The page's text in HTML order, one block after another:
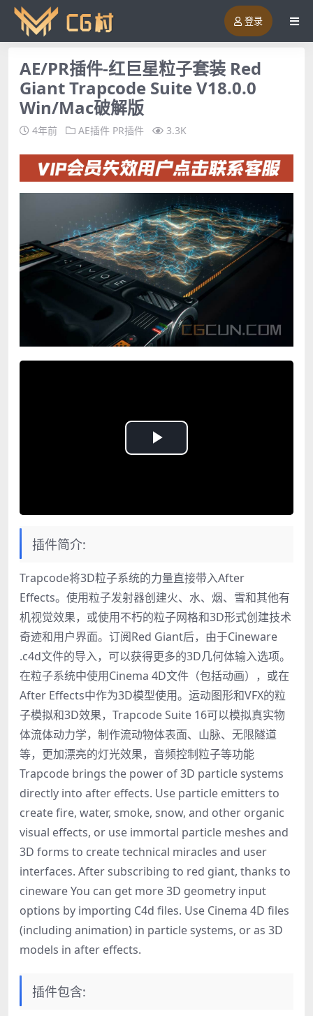
登录
AE/PR插件-红巨星粒子套装 Red
Giant Trapcode Suite V18.0.0
Win/Mac破解版
4年前 AE插件 PR插件 3.3K
Play
插件简介:
Trapcode将3D粒子系统的力量直接带入After
Effects。使用粒子发射器创建火、水、烟、雪和其他有
机视觉效果，或使用不朽的粒子网格和3D形式创建技术
奇迹和用户界面。订阅Red Giant后，由于Cineware
.c4d文件的导入，可以获得更多的3D几何体输入选项。
在粒子系统中使用Cinema 4D文件（包括动画），或在
After Effects中作为3D模型使用。运动图形和VFX的粒
子模拟和3D效果，Trapcode Suite 16可以模拟真实物
体流体动力学，制作流动物体表面、山脉、无限隧道
等，更加漂亮的灯光效果，音频控制粒子等功能
Trapcode brings the power of 3D particle systems
directly into after effects. Use particle emitters to
create fire, water, smoke, snow, and other organic
visual effects, or use immortal particle meshes and
3D forms to create technical miracles and user
interfaces. After subscribing to red giant, thanks to
cineware You can get more 3D geometry input
options by importing C4d files. Use Cinema 4D files
(including animation) in particle systems, or as 3D
models in after effects.
插件包含: